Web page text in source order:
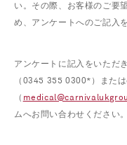
い。その際、お客様のご要
め、アンケートへのご記入
アンケートに記入をいただ
（0345 355 0300*）また
（
ムへお問い合わせください。